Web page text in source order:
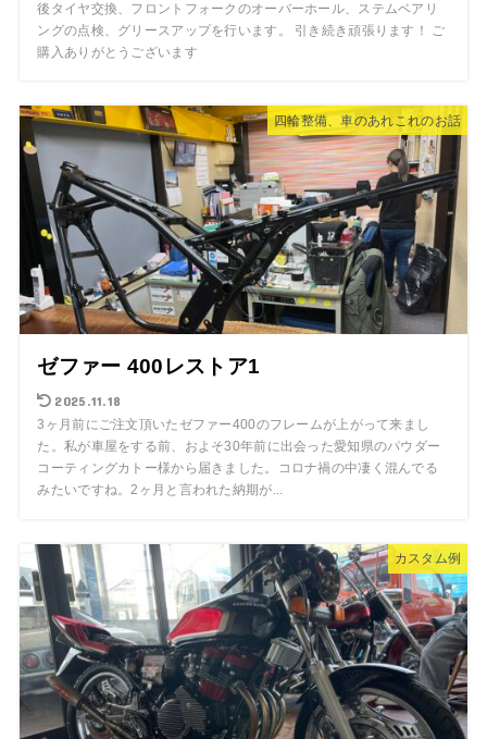
後タイヤ交換、フロントフォークのオーバーホール、ステムベアリ
ングの点検、グリースアップを行います。 引き続き頑張ります！ ご
購入ありがとうございます
四輪整備、車のあれこれのお話
ゼファー 400レストア1
2025.11.18
3ヶ月前にご注文頂いたゼファー400のフレームが上がって来まし
た。私が車屋をする前、およそ30年前に出会った愛知県のパウダー
コーティングカトー様から届きました。コロナ禍の中凄く混んでる
みたいですね。2ヶ月と言われた納期が...
カスタム例